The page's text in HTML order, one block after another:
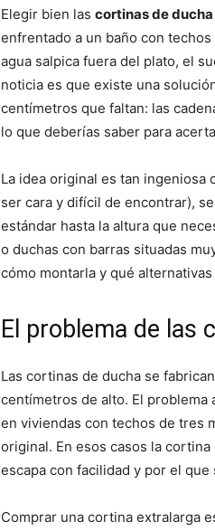
p
a
r
t
i
e
n
p
a
r
t
i
e
n
Elegir bien las cortinas de ducha
enfrentado a un baño con
agua salpica fuera del plato, el
noticia es que existe una
centímetros que faltan: las
lo que deberías saber para
La idea original es tan ingeniosa
ser cara y difícil de encontrar),
estándar hasta la altura que
o duchas con barras situadas
cómo montarla y qué
El problema de las
Las cortinas de ducha se
centímetros de alto. El problema
en viviendas con techos de tres
original. En esos casos la
escapa con facilidad y por el
Comprar una cortina extralarga